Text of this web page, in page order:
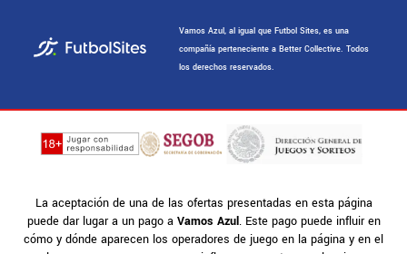
Vamos Azul, al igual que Futbol Sites, es una
compañía perteneciente a Better Collective. Todos
los derechos reservados.
La aceptación de una de las ofertas presentadas en esta página
puede dar lugar a un pago a Vamos Azul. Este pago puede influir en
cómo y dónde aparecen los operadores de juego en la página y en el